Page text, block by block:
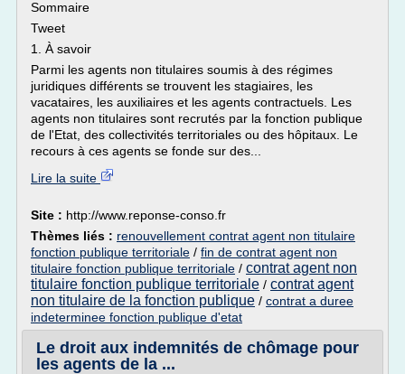
Sommaire
Tweet
1. À savoir
Parmi les agents non titulaires soumis à des régimes
juridiques différents se trouvent les stagiaires, les
vacataires, les auxiliaires et les agents contractuels. Les
agents non titulaires sont recrutés par la fonction publique
de l'Etat, des collectivités territoriales ou des hôpitaux. Le
recours à ces agents se fonde sur des...
Lire la suite
Site : http://www.reponse-conso.fr
Thèmes liés : renouvellement contrat agent non titulaire
fonction publique territoriale / fin de contrat agent non
titulaire fonction publique territoriale / contrat agent non
titulaire fonction publique territoriale / contrat agent
non titulaire de la fonction publique / contrat a duree
indeterminee fonction publique d'etat
Le droit aux indemnités de chômage pour
les agents de la ...